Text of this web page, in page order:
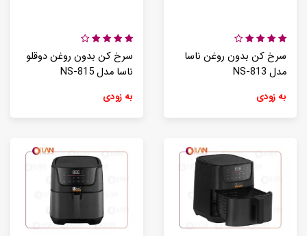
سرخ کن بدون روغن ناسا
مدل NS-813
به زودی
سرخ کن بدون روغن دوقلو
ناسا مدل NS-815
به زودی